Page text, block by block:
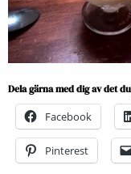
Dela gärna med dig av det
Facebook
Pinterest